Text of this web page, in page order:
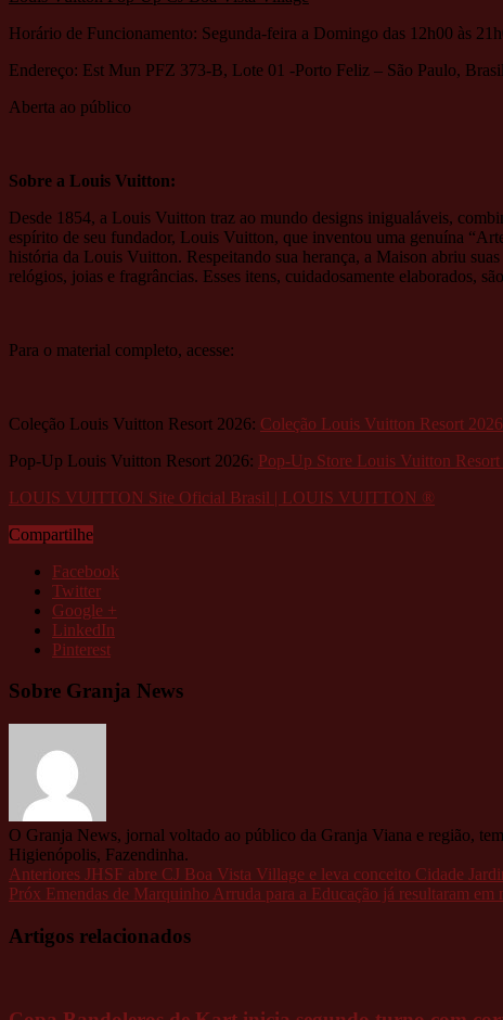
Horário de Funcionamento: Segunda-feira a Domingo das 12h00 às
Endereço: Est Mun PFZ 373-B, Lote 01 -Porto Feliz – São Paulo, Brasil
Aberta ao público
Sobre a Louis Vuitton:
Desde 1854, a Louis Vuitton traz ao mundo designs inigualáveis,
espírito de seu fundador, Louis Vuitton, que inventou uma genuína
história da Louis Vuitton. Respeitando sua herança, a Maison abriu
relógios, joias e fragrâncias. Esses itens, cuidadosamente elaborados,
Para o material completo, acesse:
Coleção Louis Vuitton Resort 2026: Coleção Louis Vuitton Resort 2026
Pop-Up Louis Vuitton Resort 2026: Pop-Up Store Louis Vuitton
LOUIS VUITTON Site Oficial Brasil | LOUIS VUITTON ®
Compartilhe
Facebook
Twitter
Google +
LinkedIn
Pinterest
Sobre Granja News
O Granja News, jornal voltado ao público da Granja Viana e região,
Higienópolis, Fazendinha.
Anteriores JHSF abre CJ Boa Vista Village e leva conceito Cidade
Próx Emendas de Marquinho Arruda para a Educação já resultaram em
Artigos relacionados